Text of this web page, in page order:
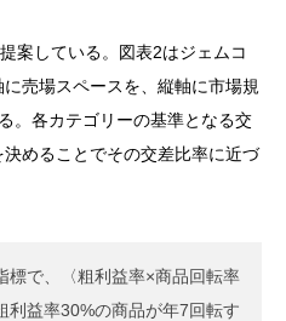
案している。図表2はジェムコ
売場スペースを、縦軸に市場規
。各カテゴリーの基準となる交
めることでその交差比率に近づ
で、〈粗利益率×商品回転率
利益率30%の商品が年7回転す